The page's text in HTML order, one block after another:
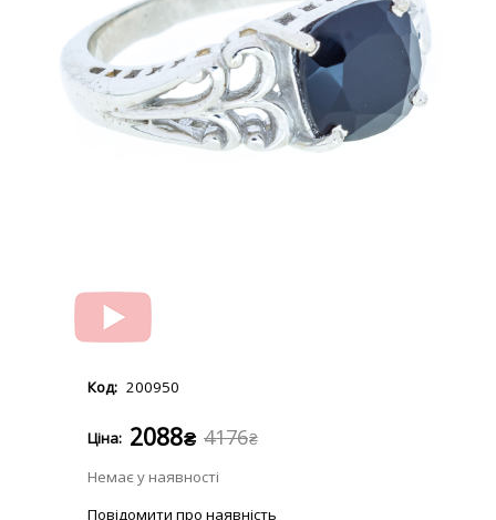
200950
4176₴
2088₴